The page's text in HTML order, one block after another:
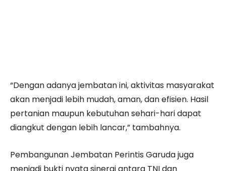
“Dengan adanya jembatan ini, aktivitas masyarakat
akan menjadi lebih mudah, aman, dan efisien. Hasil
pertanian maupun kebutuhan sehari-hari dapat
diangkut dengan lebih lancar,” tambahnya.
Pembangunan Jembatan Perintis Garuda juga